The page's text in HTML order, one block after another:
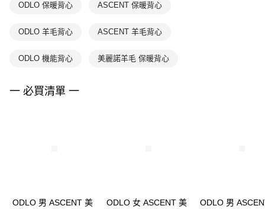
ODLO 保暖背心 ASCENT 保暖背心
ODLO 羊毛背心 ASCENT 羊毛背心
ODLO 機能背心 美麗諾羊毛 保暖背心
一 必買清單 一
ODLO 男 ASCENT 美
ODLO 女 ASCENT 美
ODLO 男